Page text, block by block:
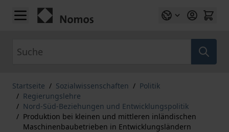
Zum Inhalt springen
Startseite / Sozialwissenschaften / Politik
/ Regierungslehre
/ Nord-Süd-Beziehungen und Entwicklungspolitik
/ Produktion bei kleinen und mittleren inländischen
Maschinenbaubetrieben in Entwicklungsländern